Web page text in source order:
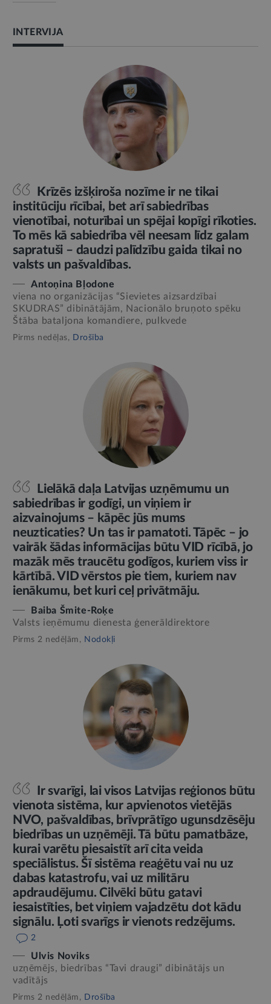
INTERVIJA
Krīzēs izšķiroša nozīme ir ne tikai
institūciju rīcībai, bet arī sabiedrības
vienotībai, noturībai un spējai kopīgi rīkoties.
To mēs kā sabiedrība vēl neesam līdz galam
sapratuši – daudzi palīdzību gaida tikai no
valsts un pašvaldības.
Antoņina Bļodone
viena no organizācijas “Sievietes aizsardzībai
SKUDRAS” dibinātājām, Nacionālo bruņoto spēku
Štāba bataljona komandiere, pulkvede
Pirms nedēļas, Drošība
Lielākā daļa Latvijas uzņēmumu un
sabiedrības ir godīgi, un viņiem ir
aizvainojums – kāpēc jūs mums
neuzticaties? Un tas ir pamatoti. Tāpēc – jo
vairāk šādas informācijas būtu VID rīcībā, jo
mazāk mēs traucētu godīgos, kuriem viss ir
kārtībā. VID vērstos pie tiem, kuriem nav
ienākumu, bet kuri ceļ privātmāju.
Baiba Šmite-Roķe
Valsts ieņēmumu dienesta ģenerāldirektore
Pirms 2 nedēļām, Nodokļi
Ir svarīgi, lai visos Latvijas reģionos būtu
vienota sistēma, kur apvienotos vietējās
NVO, pašvaldības, brīvprātīgo ugunsdzēsēju
biedrības un uzņēmēji. Tā būtu pamatbāze,
kurai varētu piesaistīt arī cita veida
speciālistus. Šī sistēma reaģētu vai nu uz
dabas katastrofu, vai uz militāru
apdraudējumu. Cilvēki būtu gatavi
iesaistīties, bet viņiem vajadzētu dot kādu
signālu. Ļoti svarīgs ir vienots redzējums.
2
Ulvis Noviks
uzņēmējs, biedrības “Tavi draugi” dibinātājs un
vadītājs
Pirms 2 nedēļām, Drošība